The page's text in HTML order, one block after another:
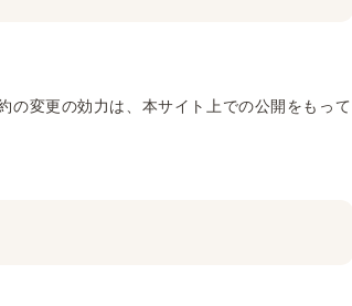
の変更の効力は、本サイト上での公開をもって